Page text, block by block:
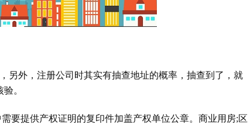
另外，注册公司时其实有抽查地址的概率，抽查到了，就
。
要提供产权证明的复印件加盖产权单位公章。商业用房;区